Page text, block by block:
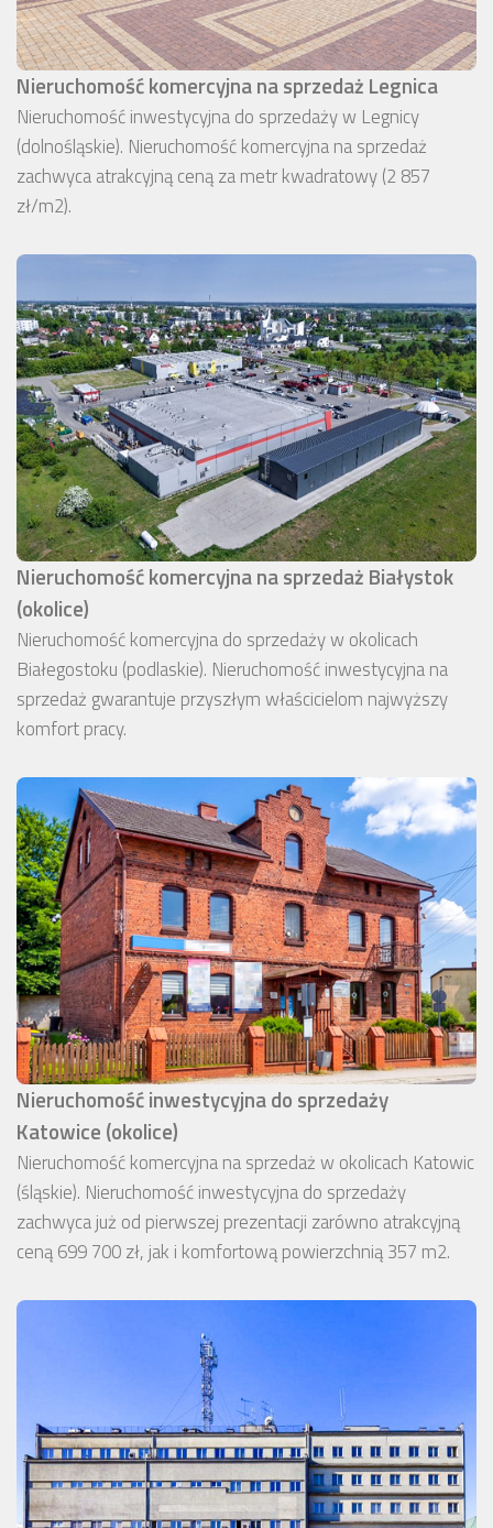
Nieruchomość komercyjna na sprzedaż Legnica
Nieruchomość inwestycyjna do sprzedaży w Legnicy
(dolnośląskie). Nieruchomość komercyjna na sprzedaż
zachwyca atrakcyjną ceną za metr kwadratowy (2 857
zł/m2).
Nieruchomość komercyjna na sprzedaż Białystok
(okolice)
Nieruchomość komercyjna do sprzedaży w okolicach
Białegostoku (podlaskie). Nieruchomość inwestycyjna na
sprzedaż gwarantuje przyszłym właścicielom najwyższy
komfort pracy.
Nieruchomość inwestycyjna do sprzedaży
Katowice (okolice)
Nieruchomość komercyjna na sprzedaż w okolicach Katowic
(śląskie). Nieruchomość inwestycyjna do sprzedaży
zachwyca już od pierwszej prezentacji zarówno atrakcyjną
ceną 699 700 zł, jak i komfortową powierzchnią 357 m2.